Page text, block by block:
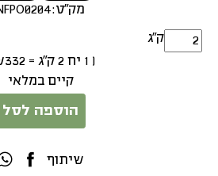
מק"ט:
ק״ג
(
1 יח 2 ק"ג =
332
קיים במלאי
הוספה לסל
שיתוף